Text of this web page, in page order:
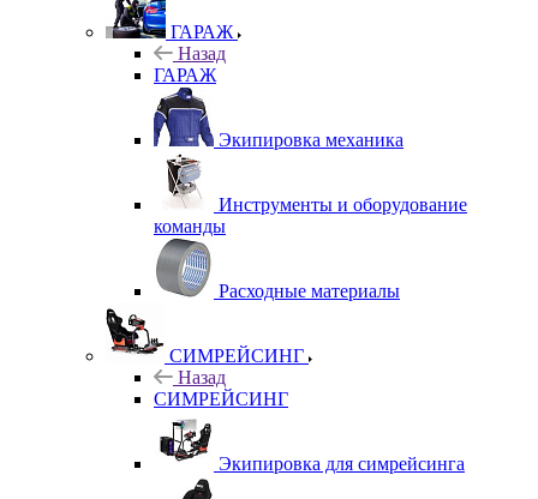
ГАРАЖ
Назад
ГАРАЖ
Экипировка механика
Инструменты и оборудование
команды
Расходные материалы
СИМРЕЙСИНГ
Назад
СИМРЕЙСИНГ
Экипировка для симрейсинга